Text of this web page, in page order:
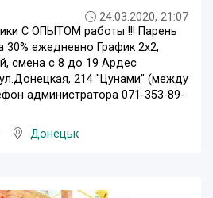
24.03.2020, 21:07
С ОПЫТОМ работы !!! Парень
30% ежедневно График 2х2,
смена с 8 до 19 Ардес
214 "Цунами" (между
администратора 071-353-89-
Донецьк